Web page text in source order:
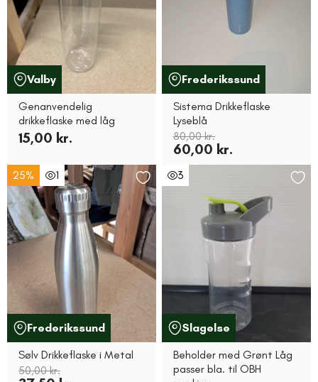
Valby
Genanvendelig
drikkeflaske med låg
15,00 kr.
Frederikssund
Sistema Drikkeflaske
Lyseblå
80,00 kr.
60,00 kr.
25% 1
Frederikssund
Sølv Drikkeflaske i Metal
50,00 kr.
3
Slagelse
Beholder med Grønt Låg
passer bla. til OBH